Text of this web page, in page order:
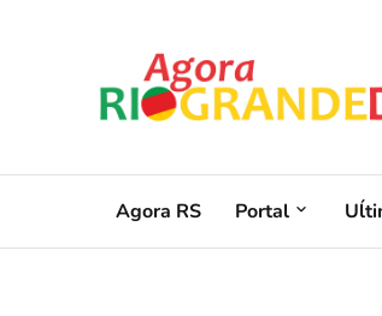
Agora RS Portal